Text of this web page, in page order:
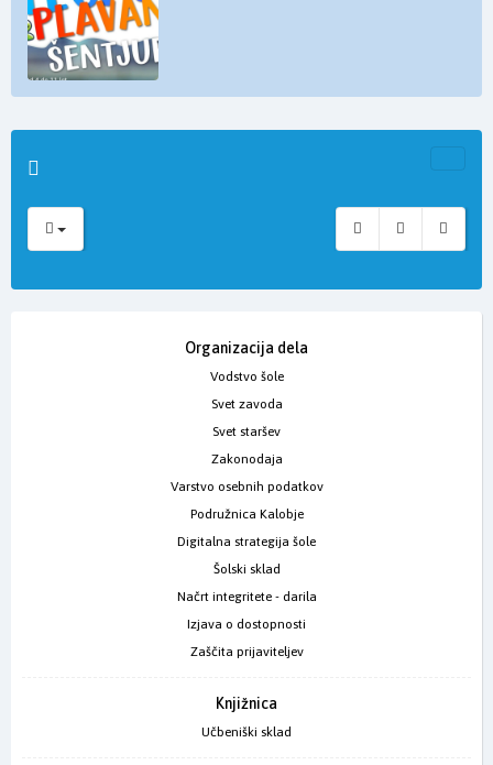
Organizacija dela
Vodstvo šole
Svet zavoda
Svet staršev
Zakonodaja
Varstvo osebnih podatkov
Podružnica Kalobje
Digitalna strategija šole
Šolski sklad
Načrt integritete - darila
Izjava o dostopnosti
Zaščita prijaviteljev
Knjižnica
Učbeniški sklad